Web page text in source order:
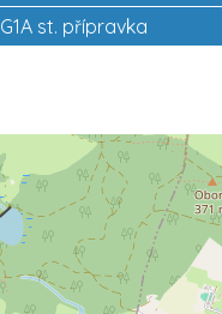
G1A st. přípravka